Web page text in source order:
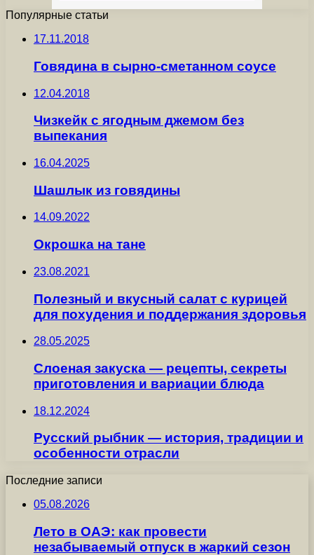
Популярные статьи
17.11.2018
Говядина в сырно-сметанном соусе
12.04.2018
Чизкейк с ягодным джемом без
выпекания
16.04.2025
Шашлык из говядины
14.09.2022
Окрошка на тане
23.08.2021
Полезный и вкусный салат с курицей
для похудения и поддержания здоровья
28.05.2025
Слоеная закуска — рецепты, секреты
приготовления и вариации блюда
18.12.2024
Русский рыбник — история, традиции и
особенности отрасли
Последние записи
05.08.2026
Лето в ОАЭ: как провести
незабываемый отпуск в жаркий сезон